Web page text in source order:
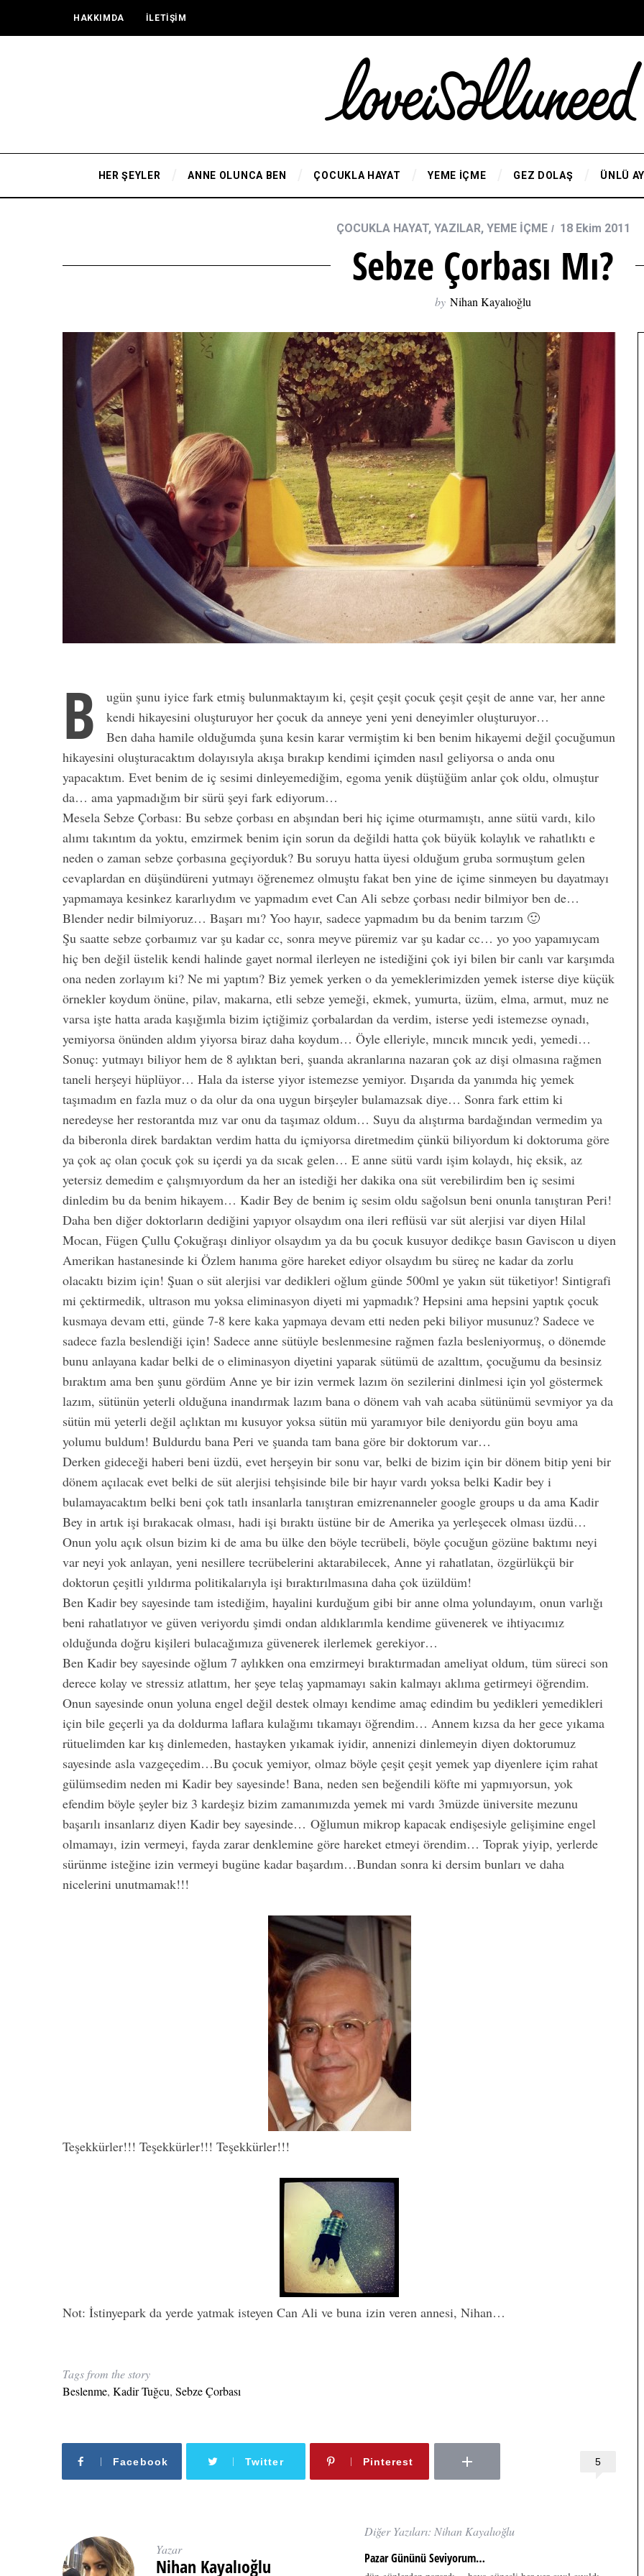
HAKKIMDA İLETİŞİM
HER ŞEYLER ANNE OLUNCA BEN ÇOCUKLA HAYAT YEME İÇME GEZ DOLAŞ ÜNLÜ
ÇOCUKLA HAYAT, YAZILAR, YEME İÇME 18 Ekim 2011
Sebze Çorbası Mı?
by Nihan Kayalıoğlu
B
ugün şunu iyice fark etmiş bulunmaktayım ki, çeşit çeşit çocuk çeşit çeşit de anne var, her anne
kendi hikayesini oluşturuyor her çocuk da anneye yeni yeni deneyimler oluşturuyor…
Ben daha hamile olduğumda şuna kesin karar vermiştim ki ben benim hikayemi değil çocuğumun
hikayesini oluşturacaktım dolayısıyla akışa bırakıp kendimi içimden nasıl geliyorsa o anda onu
yapacaktım. Evet benim de iç sesimi dinleyemediğim, egoma yenik düştüğüm anlar çok oldu, olmuştur
da… ama yapmadığım bir sürü şeyi fark ediyorum…
Mesela Sebze Çorbası: Bu sebze çorbası en abşından beri hiç içime oturmamıştı, anne sütü vardı, kilo
alımı takıntım da yoktu, emzirmek benim için sorun da değildi hatta çok büyük kolaylık ve rahatlıktı e
neden o zaman sebze çorbasına geçiyorduk? Bu soruyu hatta üyesi olduğum gruba sormuştum gelen
cevaplardan en düşündüreni yutmayı öğrenemez olmuştu fakat ben yine de içime sinmeyen bu dayatmayı
yapmamaya kesinkez kararlıydım ve yapmadım evet Can Ali sebze çorbası nedir bilmiyor ben de…
Blender nedir bilmiyoruz… Başarı mı? Yoo hayır, sadece yapmadım bu da benim tarzım 🙂
Şu saatte sebze çorbaımız var şu kadar cc, sonra meyve püremiz var şu kadar cc… yo yoo yapamıycam
hiç ben değil üstelik kendi halinde gayet normal ilerleyen ne istediğini çok iyi bilen bir canlı var karşımda
ona neden zorlayım ki? Ne mi yaptım? Biz yemek yerken o da yemeklerimizden yemek isterse diye küçük
örnekler koydum önüne, pilav, makarna, etli sebze yemeği, ekmek, yumurta, üzüm, elma, armut, muz ne
varsa işte hatta arada kaşığımla bizim içtiğimiz çorbalardan da verdim, isterse yedi istemezse oynadı,
yemiyorsa önünden aldım yiyorsa biraz daha koydum… Öyle elleriyle, mıncık mıncık yedi, yemedi…
Sonuç: yutmayı biliyor hem de 8 aylıktan beri, şuanda akranlarına nazaran çok az dişi olmasına rağmen
taneli herşeyi hüplüyor… Hala da isterse yiyor istemezse yemiyor. Dışarıda da yanımda hiç yemek
taşımadım en fazla muz o da olur da ona uygun birşeyler bulamazsak diye… Sonra fark ettim ki
neredeyse her restorantda mız var onu da taşımaz oldum… Suyu da alıştırma bardağından vermedim ya
da biberonla direk bardaktan verdim hatta du içmiyorsa diretmedim çünkü biliyordum ki doktoruma göre
ya çok aç olan çocuk çok su içerdi ya da sıcak gelen… E anne sütü vardı işim kolaydı, hiç eksik, az
yetersiz demedim e çalışmıyordum da her an istediği her dakika ona süt verebilirdim ben iç sesimi
dinledim bu da benim hikayem… Kadir Bey de benim iç sesim oldu sağolsun beni onunla tanıştıran Peri!
Daha ben diğer doktorların dediğini yapıyor olsaydım ona ileri reflüsü var süt alerjisi var diyen Hilal
Mocan, Fügen Çullu Çokuğraşı dinliyor olsaydım ya da bu çocuk kusuyor dedikçe basın Gaviscon u diyen
Amerikan hastanesinde ki Özlem hanıma göre hareket ediyor olsaydım bu süreç ne kadar da zorlu
olacaktı bizim için! Şuan o süt alerjisi var dedikleri oğlum günde 500ml ye yakın süt tüketiyor! Sintigrafi
mi çektirmedik, ultrason mu yoksa eliminasyon diyeti mi yapmadık? Hepsini ama hepsini yaptık çocuk
kusmaya devam etti, günde 7-8 kere kaka yapmaya devam etti neden peki biliyor musunuz? Sadece ve
sadece fazla beslendiği için! Sadece anne sütüyle beslenmesine rağmen fazla besleniyormuş, o dönemde
bunu anlayana kadar belki de o eliminasyon diyetini yaparak sütümü de azalttım, çocuğumu da besinsiz
bıraktım ama ben şunu gördüm Anne ye bir izin vermek lazım ön sezilerini dinlmesi için yol göstermek
lazım, sütünün yeterli olduğuna inandırmak lazım bana o dönem vah vah acaba sütünümü sevmiyor ya da
sütün mü yeterli değil açlıktan mı kusuyor yoksa sütün mü yaramıyor bile deniyordu gün boyu ama
yolumu buldum! Buldurdu bana Peri ve şuanda tam bana göre bir doktorum var…
Derken gideceği haberi beni üzdü, evet herşeyin bir sonu var, belki de bizim için bir dönem bitip yeni bir
dönem açılacak evet belki de süt alerjisi tehşisinde bile bir hayır vardı yoksa belki Kadir bey i
bulamayacaktım belki beni çok tatlı insanlarla tanıştıran emizrenanneler google groups u da ama Kadir
Bey in artık işi bırakacak olması, hadi işi bıraktı üstüne bir de Amerika ya yerleşecek olması üzdü…
Onun yolu açık olsun bizim ki de ama bu ülke den böyle tecrübeli, böyle çocuğun gözüne baktımı neyi
var neyi yok anlayan, yeni nesillere tecrübelerini aktarabilecek, Anne yi rahatlatan, özgürlükçü bir
doktorun çeşitli yıldırma politikalarıyla işi bıraktırılmasına daha çok üzüldüm!
Ben Kadir bey sayesinde tam istediğim, hayalini kurduğum gibi bir anne olma yolundayım, onun varlığı
beni rahatlatıyor ve güven veriyordu şimdi ondan aldıklarımla kendime güvenerek ve ihtiyacımız
olduğunda doğru kişileri bulacağımıza güvenerek ilerlemek gerekiyor…
Ben Kadir bey sayesinde oğlum 7 aylıkken ona emzirmeyi bıraktırmadan ameliyat oldum, tüm süreci son
derece kolay ve stressiz atlattım, her şeye telaş yapmamayı sakin kalmayı aklıma getirmeyi öğrendim.
Onun sayesinde onun yoluna engel değil destek olmayı kendime amaç edindim bu yedikleri yemedikleri
için bile geçerli ya da doldurma laflara kulağımı tıkamayı öğrendim… Annem kızsa da her gece yıkama
rütuelimden kar kış dinlemeden, hastayken yıkamak iyidir, annenizi dinlemeyin diyen doktorumuz
sayesinde asla vazgeçedim…Bu çocuk yemiyor, olmaz böyle çeşit çeşit yemek yap diyenlere içim rahat
gülümsedim neden mi Kadir bey sayesinde! Bana, neden sen beğendili köfte mi yapmıyorsun, yok
efendim böyle şeyler biz 3 kardeşiz bizim zamanımızda yemek mi vardı 3müzde üniversite mezunu
başarılı insanlarız diyen Kadir bey sayesinde… Oğlumun mikrop kapacak endişesiyle gelişimine engel
olmamayı, izin vermeyi, fayda zarar denklemine göre hareket etmeyi örendim… Toprak yiyip, yerlerde
sürünme isteğine izin vermeyi bugüne kadar başardım…Bundan sonra ki dersim bunları ve daha
nicelerini unutmamak!!!
Teşekkürler!!! Teşekkürler!!! Teşekkürler!!!
Not: İstinyepark da yerde yatmak isteyen Can Ali ve buna izin veren annesi, Nihan…
Tags from the story
Beslenme, Kadir Tuğcu, Sebze Çorbası
5
Facebook Twitter Pinterest
Yazar
Nihan Kayalıoğlu
Diğer Yazıları: Nihan Kayalıoğlu
Pazar Gününü Seviyorum…
Hımmm Evet Tatildeyiz Lohusa Depresyonu Nedir?